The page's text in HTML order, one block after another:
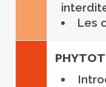
Les